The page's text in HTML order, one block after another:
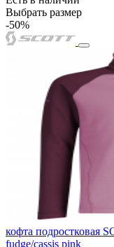
Выбрать размер
-50%
кофта подростковая
fudge/cassis pink